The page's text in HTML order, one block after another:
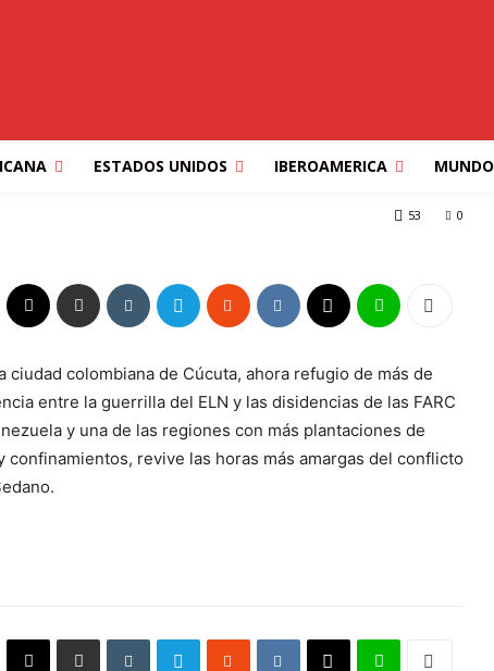
ESTADOS UNIDOS IBEROAMERICA MUNDO
conflicto en Colombia
0
53
ciudad colombiana de Cúcuta, ahora refugio de más de
entre la guerrilla del ELN y las disidencias de las FARC
y una de las regiones con más plantaciones de
confinamientos, revive las horas más amargas del conflicto